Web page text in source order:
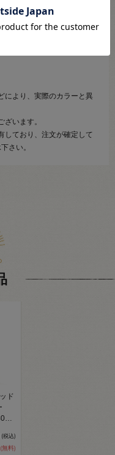
す。
により、実際のカラーと異
ざいます。
しており、注文が確定して
さい。
ド
(税込)
無料)